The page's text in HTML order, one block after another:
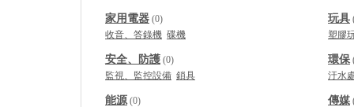
家用電器 (0)
收音、答錄機 碟機
玩具
塑膠
安全、防護 (0)
監視、監控設備 鎖具
環保
汙水
能源(0)
傳媒